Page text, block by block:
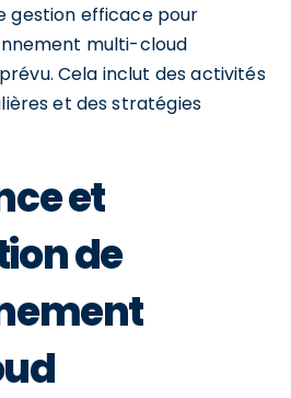
gestion efficace pour
multi-cloud
Cela inclut des activités
et des stratégies
et
de